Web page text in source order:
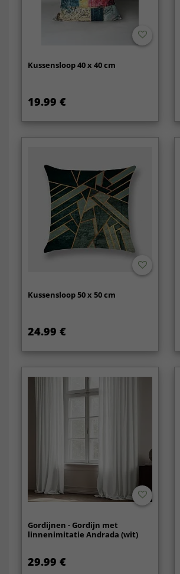
Kussensloop 40 x 40 cm
19.99 €
Kussensloop 50 x 50 cm
24.99 €
Gordijnen - Gordijn met
linnenimitatie Andrada (wit)
29.99 €